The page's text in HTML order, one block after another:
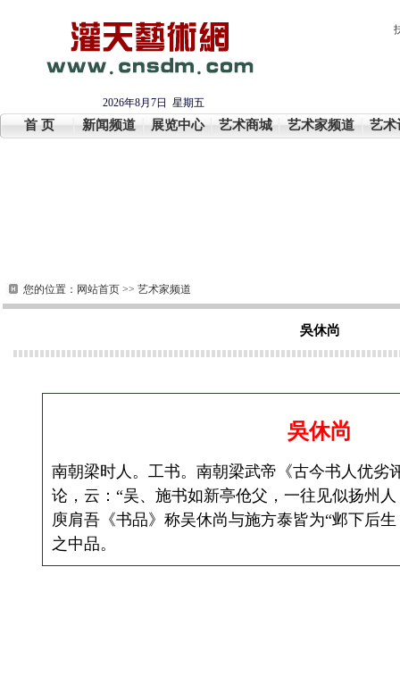
2026年8月7日 星期五
首 页 新闻频道 展览中心 艺术商城 艺术家频道 艺术
您的位置： 网站首页 >> 艺术家频道
吳休尚
吳休尚
南朝梁时人。工书。南朝梁武帝《古今书人优劣
论，云：“吴、施书如新亭伧父，一往见似扬州
庾肩吾《书品》称吴休尚与施方泰皆为“邺下后
之中品。